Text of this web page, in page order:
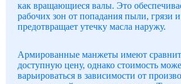
как вращающиеся валы. Это
рабочих зон от попадания пыли, грязи
предотвращает утечку масла наружу.
Армированные манжеты имеют
доступную цену, однако стоимость
варьироваться в зависимости от